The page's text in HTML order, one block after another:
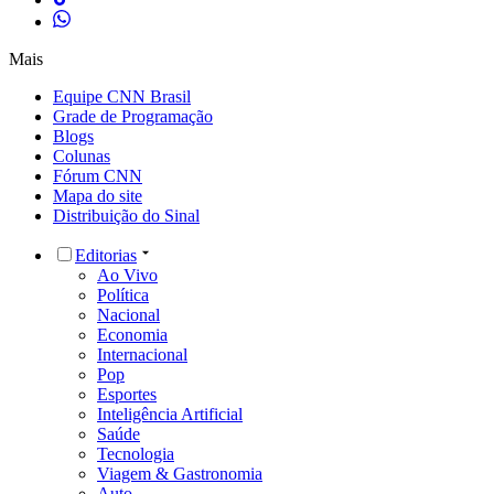
Mais
Equipe CNN Brasil
Grade de Programação
Blogs
Colunas
Fórum CNN
Mapa do site
Distribuição do Sinal
Editorias
Ao Vivo
Política
Nacional
Economia
Internacional
Pop
Esportes
Inteligência Artificial
Saúde
Tecnologia
Viagem & Gastronomia